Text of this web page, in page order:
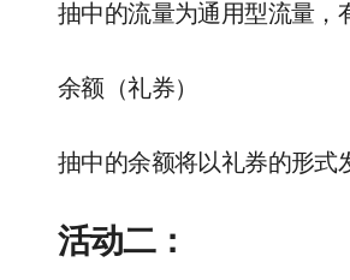
抽中的流量为通用型流量，
余额（礼券）
抽中的余额将以礼券的形式
活动二：